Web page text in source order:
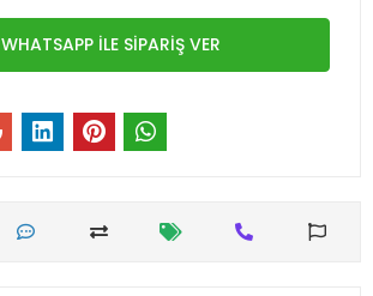
WHATSAPP İLE SİPARİŞ VER